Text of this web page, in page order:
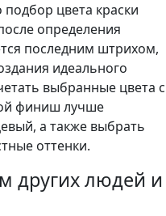
подбор цвета краски
определения
последним штрихом,
идеального
выбранные цвета с
финиш лучше
а также выбрать
оттенки.
других людей и